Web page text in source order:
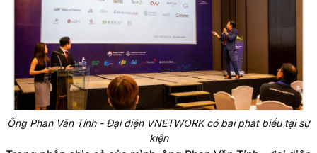
Ông Phan Văn Tính - Đại diện VNETWORK có bài phát biểu tại sự
kiện